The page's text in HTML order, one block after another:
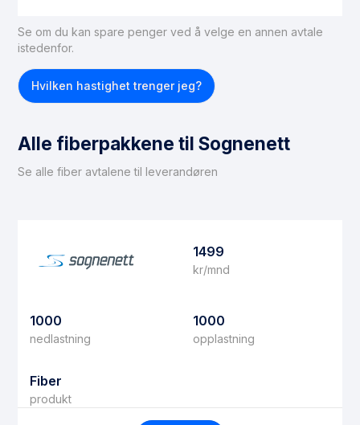
Se om du kan spare penger ved å velge en annen avtale
istedenfor.
Hvilken hastighet trenger jeg?
Alle fiberpakkene til Sognenett
Se alle fiber avtalene til leverandøren
1499
kr/mnd
1000
nedlastning
1000
opplastning
Fiber
produkt